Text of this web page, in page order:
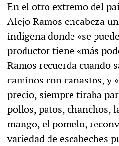
En el otro extremo del
Alejo Ramos encabeza
indígena donde «se
productor tiene «más
Ramos recuerda cuando
caminos con canastos, y
precio, siempre tiraba
pollos, patos, chanchos,
mango, el pomelo,
variedad de escabeches